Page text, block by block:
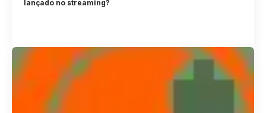
lançado no streaming?